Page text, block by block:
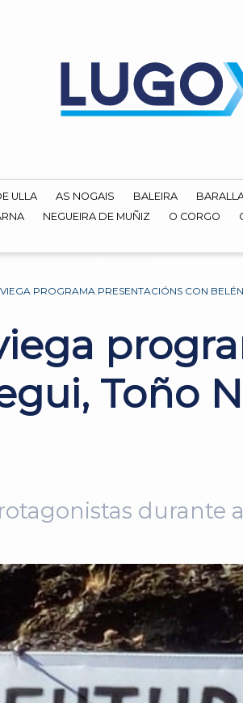
ULLA AS NOGAIS BALEIRA
NEGUEIRA DE MUÑIZ O CORGO
PROGRAMA PRESENTACIÓNS CON
Toño
durante